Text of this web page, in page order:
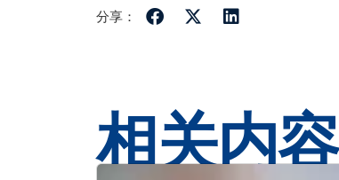
分享：
相关内容